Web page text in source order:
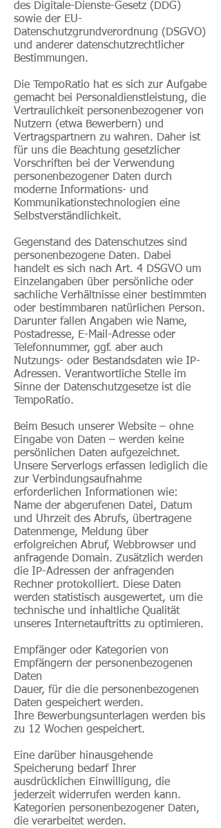
des Digitale-Dienste-Gesetz (DDG)
sowie der EU-
Datenschutzgrundverordnung (DSGVO)
und anderer datenschutzrechtlicher
Bestimmungen.
Die TempoRatio hat es sich zur Aufgabe
gemacht bei Personaldienstleistung, die
Vertraulichkeit personenbezogener von
Nutzern (etwa Bewerbern) und
Vertragspartnern zu wahren. Daher ist
für uns die Beachtung gesetzlicher
Vorschriften bei der Verwendung
personenbezogener Daten durch
moderne Informations- und
Kommunikationstechnologien eine
Selbstverständlichkeit.
Gegenstand des Datenschutzes sind
personenbezogene Daten. Dabei
handelt es sich nach Art. 4 DSGVO um
Einzelangaben über persönliche oder
sachliche Verhältnisse einer bestimmten
oder bestimmbaren natürlichen Person.
Darunter fallen Angaben wie Name,
Postadresse, E-Mail-Adresse oder
Telefonnummer, ggf. aber auch
Nutzungs- oder Bestandsdaten wie IP-
Adressen. Verantwortliche Stelle im
Sinne der Datenschutzgesetze ist die
TempoRatio.
Beim Besuch unserer Website – ohne
Eingabe von Daten – werden keine
persönlichen Daten aufgezeichnet.
Unsere Serverlogs erfassen lediglich die
zur Verbindungsaufnahme
erforderlichen Informationen wie:
Name der abgerufenen Datei, Datum
und Uhrzeit des Abrufs, übertragene
Datenmenge, Meldung über
erfolgreichen Abruf, Webbrowser und
anfragende Domain. Zusätzlich werden
die IP-Adressen der anfragenden
Rechner protokolliert. Diese Daten
werden statistisch ausgewertet, um die
technische und inhaltliche Qualität
unseres Internetauftritts zu optimieren.
Empfänger oder Kategorien von
Empfängern der personenbezogenen
Daten
Dauer, für die die personenbezogenen
Daten gespeichert werden.
Ihre Bewerbungsunterlagen werden bis
zu 12 Wochen gespeichert.
Eine darüber hinausgehende
Speicherung bedarf Ihrer
ausdrücklichen Einwilligung, die
jederzeit widerrufen werden kann.
Kategorien personenbezogener Daten,
die verarbeitet werden.